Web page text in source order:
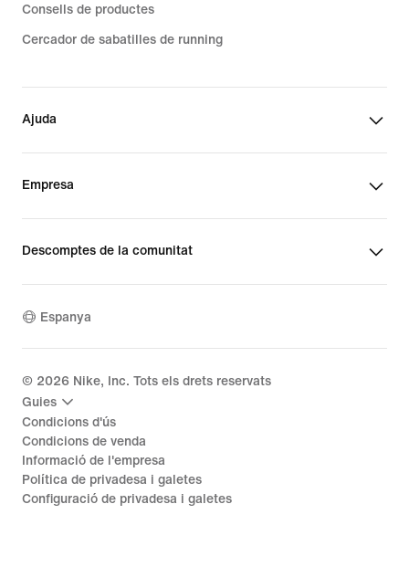
Consells de productes
Cercador de sabatilles de running
Ajuda
Empresa
Descomptes de la comunitat
Espanya
© 2026 Nike, Inc. Tots els drets reservats
Guies
Condicions d'ús
Condicions de venda
Informació de l'empresa
Política de privadesa i galetes
Configuració de privadesa i galetes